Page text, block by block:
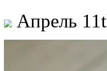
Апрель